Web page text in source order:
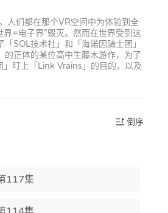
人们都在那个VR空间中为体验到全
=电子界”毁灭。然而在世界受到这
SOL技术社」和「海诺因骑士团」
正体的某位高中生藤木游作，为了
盯上「Link Vrains」的目的，以及
倒序
117集